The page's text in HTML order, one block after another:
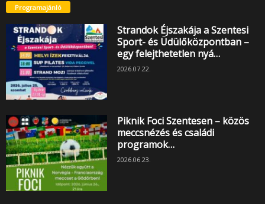
Programajánló
Strandok Éjszakája a Szentesi
Sport- és Üdülőközpontban –
egy felejthetetlen nyá…
2026.07.22.
Piknik Foci Szentesen – közös
meccsnézés és családi
programok…
2026.06.23.